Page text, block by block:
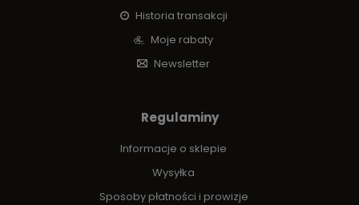
Historia transakcji
Moje rabaty
Newsletter
Regulaminy
Informacje o sklepie
Wysyłka
Sposoby płatności i prowizje